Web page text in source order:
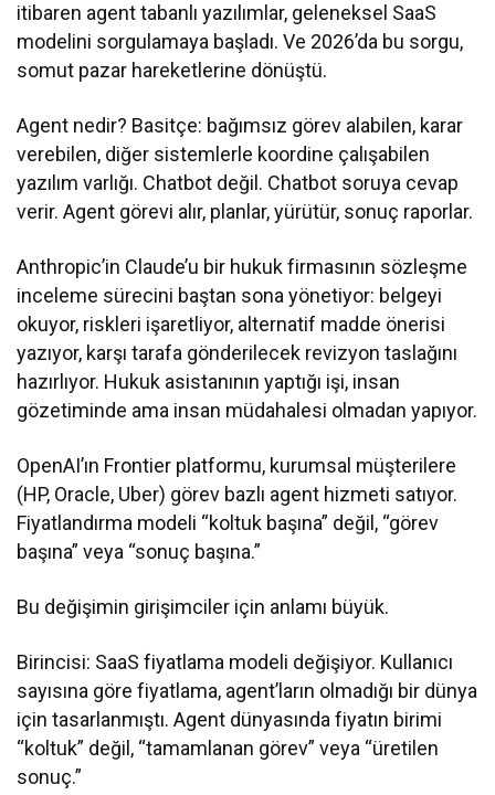
itibaren agent tabanlı yazılımlar, geleneksel SaaS
modelini sorgulamaya başladı. Ve 2026’da bu sorgu,
somut pazar hareketlerine dönüştü.
Agent nedir? Basitçe: bağımsız görev alabilen, karar
verebilen, diğer sistemlerle koordine çalışabilen
yazılım varlığı. Chatbot değil. Chatbot soruya cevap
verir. Agent görevi alır, planlar, yürütür, sonuç raporlar.
Anthropic’in Claude’u bir hukuk firmasının sözleşme
inceleme sürecini baştan sona yönetiyor: belgeyi
okuyor, riskleri işaretliyor, alternatif madde önerisi
yazıyor, karşı tarafa gönderilecek revizyon taslağını
hazırlıyor. Hukuk asistanının yaptığı işi, insan
gözetiminde ama insan müdahalesi olmadan yapıyor.
OpenAI’ın Frontier platformu, kurumsal müşterilere
(HP, Oracle, Uber) görev bazlı agent hizmeti satıyor.
Fiyatlandırma modeli “koltuk başına” değil, “görev
başına” veya “sonuç başına.”
Bu değişimin girişimciler için anlamı büyük.
Birincisi: SaaS fiyatlama modeli değişiyor. Kullanıcı
sayısına göre fiyatlama, agent’ların olmadığı bir dünya
için tasarlanmıştı. Agent dünyasında fiyatın birimi
“koltuk” değil, “tamamlanan görev” veya “üretilen
sonuç.”